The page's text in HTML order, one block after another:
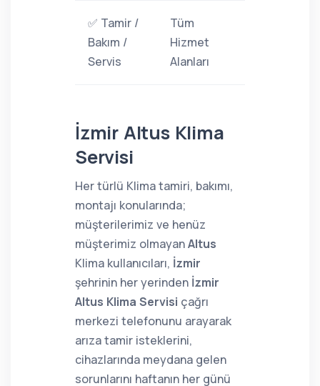
✅ Tamir /
Bakım /
Servis
Tüm
Hizmet
Alanları
İzmir Altus Klima
Servisi
Her türlü Klima tamiri, bakımı,
montajı konularında;
müşterilerimiz ve henüz
müşterimiz olmayanAltus
Klima kullanıcıları, İzmir
şehrinin her yerinden İzmir
Altus Klima Servisi çağrı
merkezi telefonunu arayarak
arıza tamir isteklerini,
cihazlarında meydana gelen
sorunlarını haftanın her günü